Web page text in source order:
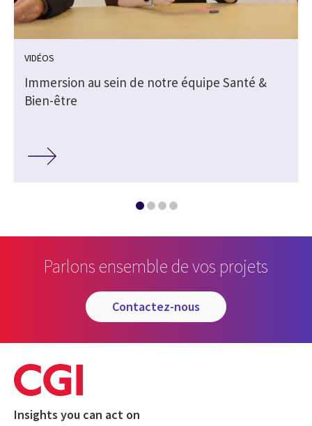
VIDÉOS
Immersion au sein de notre équipe Santé &
Bien-être
Parlons ensemble de vos projets
contactez-nous
Insights you can act on